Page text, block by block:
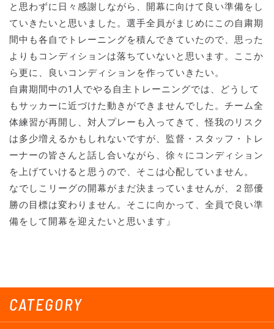
CATEGORY
と思わずに日々感謝しながら、開幕に向けて良い準備をし
ていきたいと思いました。選手全員がまじめにこの自粛期
間中も各自でトレーニングを積んできていたので、思った
よりもコンディションは落ちていないと思います。ここか
ら更に、良いコンディションを作っていきたい。
自粛期間中の1人でやる自主トレーニングでは、どうして
もサッカーに近づけた動きができませんでした。チーム全
体練習が再開し、対人プレーも入ってきて、怪我のリスク
は多少増えるかもしれないですが、監督・スタッフ・トレ
ーナーの皆さんと話し合いながら、徐々にコンディション
を上げていけると思うので、そこは心配していません。
なでしこリーグの開幕がまだ決まっていませんが、２部優
勝の目標は変わりません。そこに向かって、全員で良い準
備をして開幕を迎えたいと思います」